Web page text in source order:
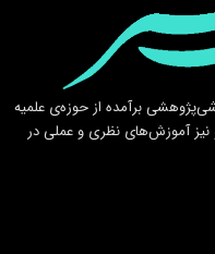
برآمده از حوزه‌ی علميه
آموزش‌هاى نظرى و عملى در